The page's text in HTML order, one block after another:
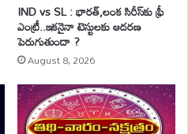
IND vs SL : భారత్,లంక సిరీస్‌కు ఫ్రీ
ఎంట్రీ..ఇకనైనా టెస్టులకు ఆదరణ
పెరుగుతుందా ?
August 8, 2026